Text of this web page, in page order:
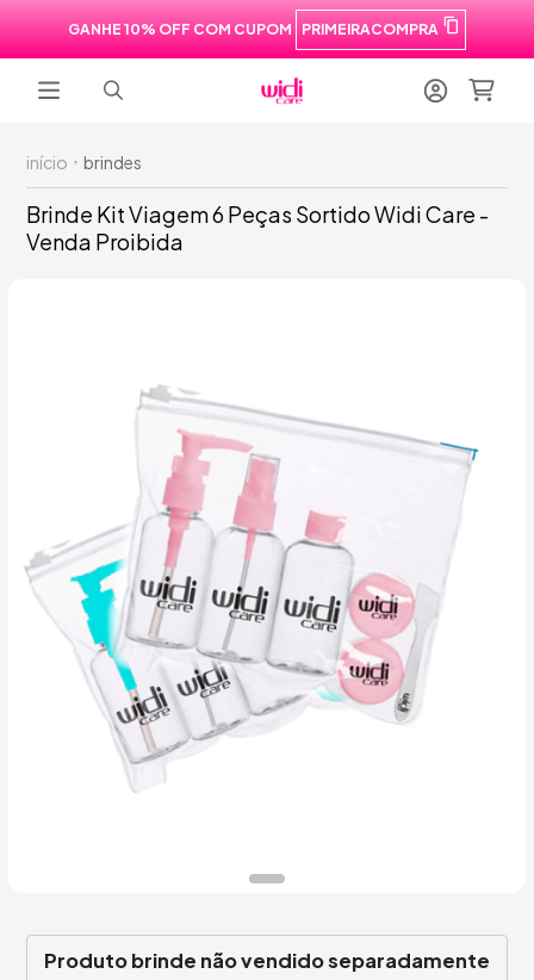
GANHE 10% OFF COM CUPOM PRIMEIRACOMPRA
início brindes
Brinde Kit Viagem 6 Peças Sortido Widi Care -
Venda Proibida
Produto brinde não vendido separadamente